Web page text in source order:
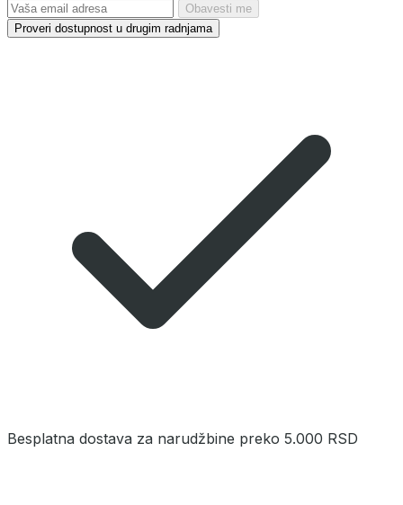
Obavesti me
Proveri dostupnost u drugim radnjama
Besplatna dostava za narudžbine preko 5.000 RSD